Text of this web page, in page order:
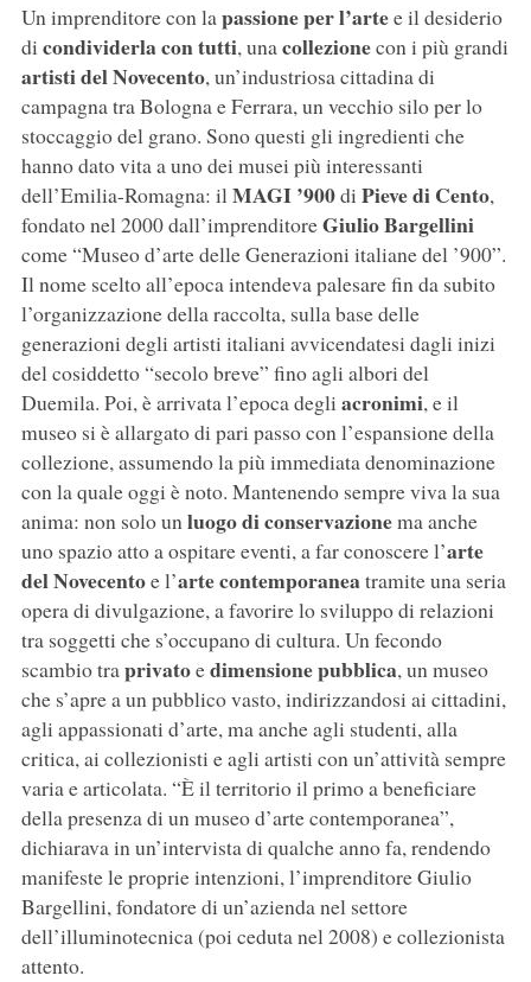
Un imprenditore con lapassione per l’artee il desiderio
di condividerla con tutti, unacollezionecon i più grandi
artisti del Novecento, un’industriosa cittadina di
campagna tra Bologna e Ferrara, un vecchio silo per lo
stoccaggio del grano. Sono questi gli ingredienti che
hanno dato vita a uno dei musei più interessanti
dell’Emilia-Romagna: ilMAGI ’900di Pieve di Cento,
fondato nel 2000 dall’imprenditoreGiulio Bargellini
come “Museo d’arte delle Generazioni italiane del ’900”.
Il nome scelto all’epoca intendeva palesare fin da subito
l’organizzazione della raccolta, sulla base delle
generazioni degli artisti italiani avvicendatesi dagli inizi
del cosiddetto “secolo breve” fino agli albori del
Duemila. Poi, è arrivata l’epoca degli acronimi, e il
museo si è allargato di pari passo con l’espansione della
collezione, assumendo la più immediata denominazione
con la quale oggi è noto. Mantenendo sempre viva la sua
anima: non solo unluogo di conservazionema anche
uno spazio atto a ospitare eventi, a far conoscere l’arte
del Novecentoe l’arte contemporaneatramite una seria
opera di divulgazione, a favorire lo sviluppo di relazioni
tra soggetti che s’occupano di cultura. Un fecondo
scambio traprivatoedimensione pubblica, un museo
che s’apre a un pubblico vasto, indirizzandosi ai cittadini,
agli appassionati d’arte, ma anche agli studenti, alla
critica, ai collezionisti e agli artisti con un’attività sempre
varia e articolata. “È il territorio il primo a beneficiare
della presenza di un museo d’arte contemporanea”,
dichiarava in un’intervista di qualche anno fa, rendendo
manifeste le proprie intenzioni, l’imprenditore Giulio
Bargellini, fondatore di un’azienda nel settore
dell’illuminotecnica (poi ceduta nel 2008) e collezionista
attento.